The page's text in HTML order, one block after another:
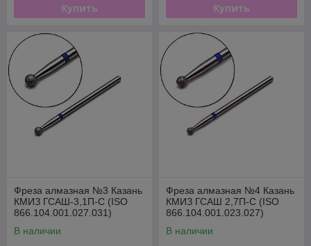
Купить Купить
Фреза алмазная №3 Казань
КМИЗ ГСАШ-3,1П-С (ISO
866.104.001.027.031)
В наличии
Фреза алмазная №4 Казань
КМИЗ ГСАШ 2,7П-С (ISO
866.104.001.023.027)
В наличии